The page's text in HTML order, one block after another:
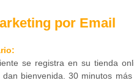
por Email
se registra en su tienda
bienvenida. 30 minutos